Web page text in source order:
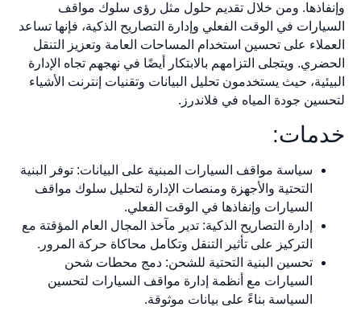
وإنفاذها. ومن خلال تقديم حلول مثل رؤى سلوك مواقف
السيارات في الوقت الفعلي وإدارة التصاريح الذكية، فإنها تساعد
العملاء على تحسين استخدام المساحات العامة وتعزيز التنقل
الحضري. ويتجلى التزامهم بالابتكار أيضًا في نهجهم تجاه الإدارة
البيئية، حيث يستخدمون تحليل البيانات وتقنيات إنترنت الأشياء
لتحسين جودة المياه في فلاندرز.
خدمات:
سياسة مواقف السيارات المبنية على البيانات: توفر البنية
التحتية والأجهزة ومنصات الإدارة لتحليل سلوك مواقف
السيارات وإنفاذها في الوقت الفعلي.
إدارة التصاريح الذكية: تدير مآخذ المجال العام المؤقتة مع
التركيز على تأثير التنقل وتكامل محاكاة حركة المرور.
تحسين البنية التحتية للشحن: دمج محطات شحن
السيارات مع أنظمة إدارة مواقف السيارات لتحسين
السياسة بناءً على بيانات موثوقة.